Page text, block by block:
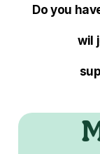
Do you
wil